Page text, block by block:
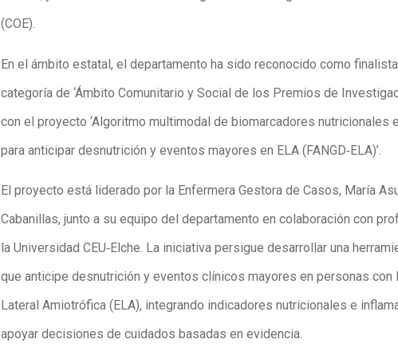
(COE).
En el ámbito estatal, el departamento ha sido reconocido como
categoría de ‘Ámbito Comunitario y Social de los Premios de
con el proyecto ‘Algoritmo multimodal de biomarcadores nutricionales
para anticipar desnutrición y eventos mayores en ELA (FANGD‑ELA)’.
El proyecto está liderado por la Enfermera Gestora de Casos, María
Cabanillas, junto a su equipo del departamento en colaboración con
la Universidad CEU‑Elche. La iniciativa persigue desarrollar una
que anticipe desnutrición y eventos clínicos mayores en personas con
Lateral Amiotrófica (ELA), integrando indicadores nutricionales e
apoyar decisiones de cuidados basadas en evidencia.